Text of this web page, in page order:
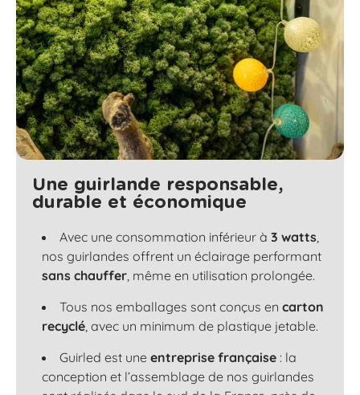
Une guirlande responsable,
durable et économique
Avec une consommation inférieur à 3 watts
nos guirlandes offrent un éclairage performant
sans chauffer , même en utilisation prolongée.
Tous nos emballages sont conçus en carton
recyclé , avec un minimum de plastique jetable.
Guirled est une entreprise française : la
conception et l’assemblage de nos guirlandes